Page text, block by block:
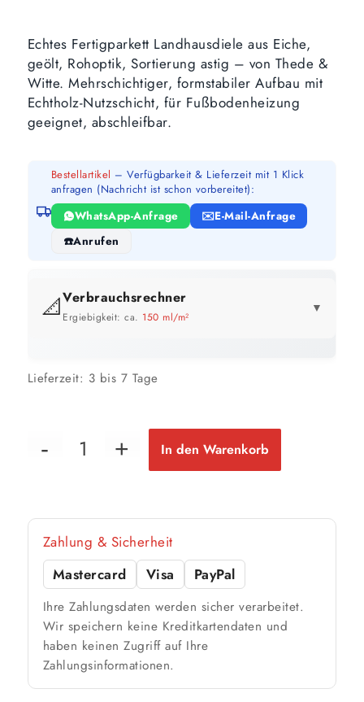
Echtes Fertigparkett Landhausdiele aus Eiche,
geölt, Rohoptik, Sortierung astig – von Thede &
Witte. Mehrschichtiger, formstabiler Aufbau mit
Echtholz-Nutzschicht, für Fußbodenheizung
geeignet, abschleifbar.
Bestellartikel – Verfügbarkeit & Lieferzeit mit 1 Klick
anfragen (Nachricht ist schon vorbereitet):
WhatsApp-Anfrage
E-Mail-Anfrage
Anrufen
📐Verbrauchsrechner
Ergiebigkeit: ca. 150 ml/m²
▼
bis ca.3 m²
2 Anstriche
1 Anstrich
bis ca.8 m²
2 Anstriche
1 Anstrich
bis ca.
2 Anstriche
bis ca.67 m²
bis ca.33 m²
2 Anstriche
📏 Ihre Fläche
🎨 Jetziger Zustand
Lieferzeit: 3 bis 7 Tage
In den Warenkorb
Zahlung & Sicherheit
Mastercard
Visa PayPal
Ihre Zahlungsdaten werden sicher verarbeitet.
Wir speichern keine Kreditkartendaten und
haben keinen Zugriff auf Ihre
Zahlungsinformationen.